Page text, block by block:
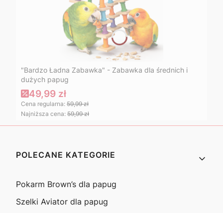
"Bardzo Ładna Zabawka" - Zabawka dla średnich i
dużych papug
49,99 zł
Cena regularna: 59,99 zł
Najniższa cena: 59,99 zł
Linki w stopce
POLECANE KATEGORIE
Pokarm Brown’s dla papug
Szelki Aviator dla papug